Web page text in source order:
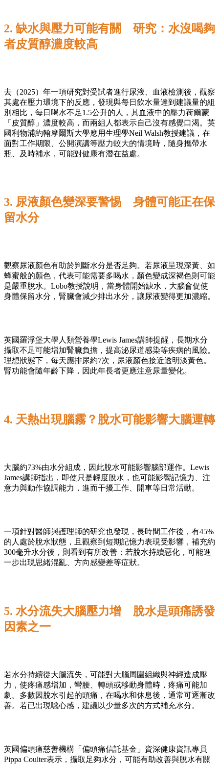
2. 缺水與壓力可能有關 研究：水沒喝夠
者皮質醇濃度較高
去（2025）年一項研究對受試者進行尿液、血液檢測後，觀察
其處在壓力環境下的反應，發現與每日飲水量達到建議量的組
別相比，每日喝水不足1.5公升的人，其血液中的壓力荷爾蒙
「皮質醇」濃度較高，而兩組人都表示自己沒有感覺口渴。英
國利物浦約翰摩爾斯大學應用生理學Neil Walsh教授建議，在
面對工作期限、公開演講等壓力較大的情境時，隨身攜帶水
瓶、及時補水，可能對健康有潛在益處。
3. 尿液顏色變深要警惕 身體可能正在保
留水分
觀察尿液顏色有助於判斷水分是否足夠。若尿液呈現深黃、如
蜂蜜般的顏色，代表可能需要多喝水，顏色變成深褐色則可能
是嚴重脫水。Lobo教授說明，當身體開始缺水，大腦會促使
身體保留水分，腎臟會減少排出水分，讓尿液變得更加濃縮。
英國羅浮堡大學人類營養學Lewis James講師提醒，長期水分
攝取不足可能增加腎臟負擔，提高泌尿道感染等疾病的風險。
理想狀態下，每天應排尿約7次，尿液顏色接近透明淡黃色。
腎功能會隨年齡下降，因此年長者更應注意尿量變化。
4. 天熱出現腦霧？脫水可能影響大腦運轉
大腦約73%由水分組成，因此脫水可能影響腦部運作。Lewis
James講師指出，即使只是輕度脫水，也可能影響記憶力、注
意力與動作協調能力，進而干擾工作、開車等日常活動。
一項針對醫師與護理師的研究也發現，長時間工作後，有45%
的人處於脫水狀態，且觀察到短期記憶力表現受影響，補充約
300毫升水分後，則看到有所改善；若脫水持續惡化，可能進
一步出現思緒混亂、方向感變差等症狀。
5. 水分流失大腦壓力增 脫水是頭痛誘發
因素之一
若水分持續從大腦流失，可能對大腦周圍組織與神經造成壓
力，使疼痛感增加，彎腰、轉頭或移動身體時，疼痛可能加
劇。多數因脫水引起的頭痛，在喝水和休息後，通常可逐漸改
善。若已出現噁心感，建議以少量多次的方式補充水分。
英國偏頭痛慈善機構「偏頭痛信託基金」資深健康資訊專員
Pippa Coulter表示，攝取足夠水分，可能有助改善與脫水有關